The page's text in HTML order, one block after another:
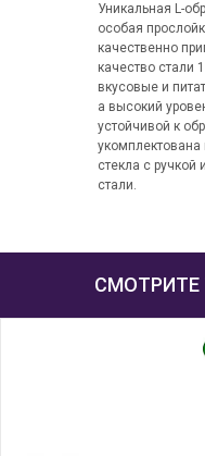
Уникальная L-
особая
качественно
качество стали
вкусовые и
а высокий
устойчивой к
стекла с
стали.
СМОТРИТЕ